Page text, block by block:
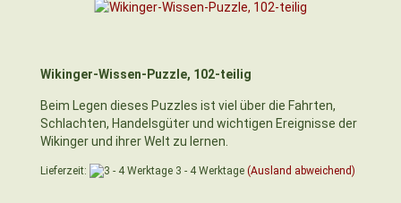
Wikinger-Wissen-Puzzle, 102-teilig
Beim Legen dieses Puzzles ist viel über die Fahrten,
Schlachten, Handelsgüter und wichtigen Ereignisse der
Wikinger und ihrer Welt zu lernen.
Lieferzeit: 3 - 4 Werktage (Ausland abweichend)